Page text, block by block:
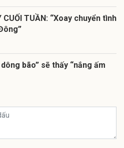
CUỐI TUẦN: “Xoay chuyển tình
bão” sẽ thấy “nắng ấm